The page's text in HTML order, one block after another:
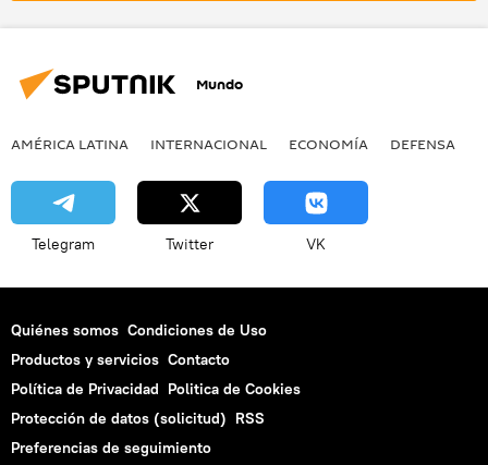
Mundo
AMÉRICA LATINA INTERNACIONAL ECONOMÍA DEFENSA
Telegram Twitter VK
Quiénes somos Condiciones de Uso
Productos y servicios Contacto
Política de Privacidad Politica de Cookies
Protección de datos (solicitud) RSS
Preferencias de seguimiento